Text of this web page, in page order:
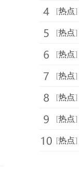
[热点]
[热点]
[热点]
[热点]
[热点]
[热点]
[热点]